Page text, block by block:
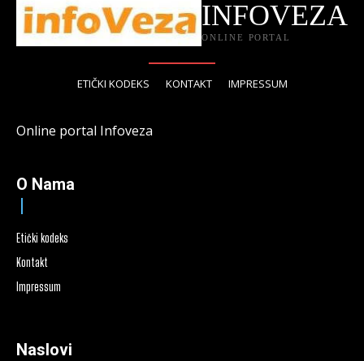
INFOVEZA
ONLINE PORTAL
ETIČKI KODEKS KONTAKT IMPRESSUM
Online portal Infoveza
O Nama
Etički kodeks
Kontakt
Impressum
Naslovi